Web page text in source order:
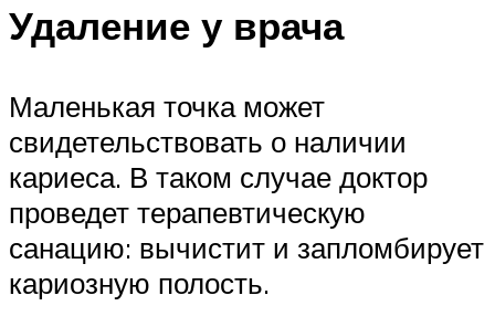
Удаление у врача
Маленькая точка может
свидетельствовать о наличии
кариеса. В таком случае доктор
проведет терапевтическую
санацию: вычистит и запломбирует
кариозную полость.